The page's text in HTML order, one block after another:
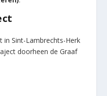
in Sint-Lambrechts-Herk
doorheen de Graaf